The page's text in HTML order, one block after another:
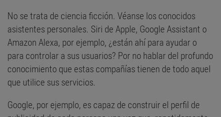
No se trata de ciencia ficción. Véanse los conocidos
asistentes personales. Siri de Apple, Google Assistant o
Amazon Alexa, por ejemplo, ¿están ahí para ayudar o
para controlar a sus usuarios? Por no hablar del profundo
conocimiento que estas compañías tienen de todo aquel
que utilice sus servicios.
Google, por ejemplo, es capaz de construir el perfil de